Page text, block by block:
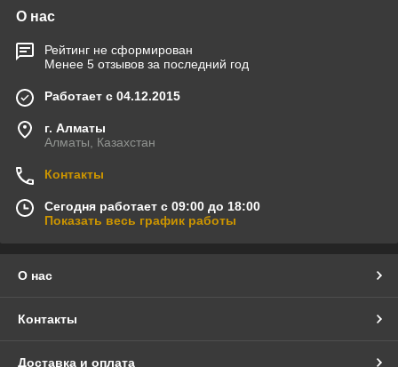
О нас
Рейтинг не сформирован
Менее 5 отзывов за последний год
Работает с 04.12.2015
г. Алматы
Алматы, Казахстан
Контакты
Сегодня работает с 09:00 до 18:00
Показать весь график работы
О нас
Контакты
Доставка и оплата